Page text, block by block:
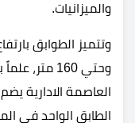
والميزانيات.
وحتي 160
العاصمة الادارية
الطابق الواحد فى المول إلي 11